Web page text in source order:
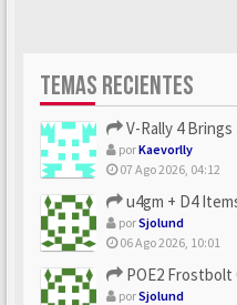
TEMAS RECIENTES
V-Rally 4 Brings
porKaevorlly
07 Ago 2026, 04:12
u4gm + D4 Items
porSjolund
06 Ago 2026, 10:01
POE2 Frostbolt
porSjolund